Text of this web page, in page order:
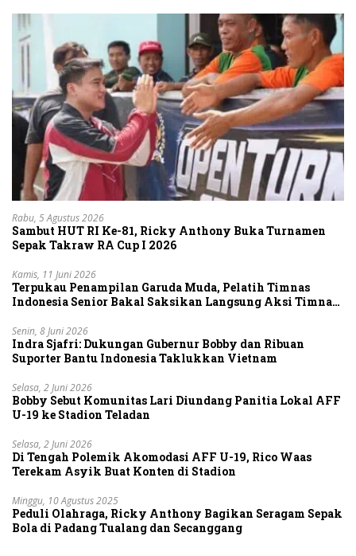
Rabu, 5 Agustus 2026
Sambut HUT RI Ke-81, Ricky Anthony Buka Turnamen
Sepak Takraw RA Cup I 2026
Kamis, 11 Juni 2026
Terpukau Penampilan Garuda Muda, Pelatih Timnas
Indonesia Senior Bakal Saksikan Langsung Aksi Timnas
Senin, 8 Juni 2026
Indra Sjafri: Dukungan Gubernur Bobby dan Ribuan
Suporter Bantu Indonesia Taklukkan Vietnam
Selasa, 2 Juni 2026
Bobby Sebut Komunitas Lari Diundang Panitia Lokal AFF
U-19 ke Stadion Teladan
Selasa, 2 Juni 2026
Di Tengah Polemik Akomodasi AFF U-19, Rico Waas
Terekam Asyik Buat Konten di Stadion
Minggu, 10 Agustus 2025
Peduli Olahraga, Ricky Anthony Bagikan Seragam Sepak
Bola di Padang Tualang dan Secanggang